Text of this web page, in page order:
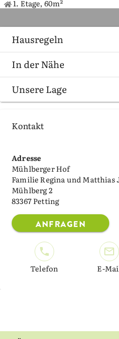
1. Etage, 60m²
Hausregeln
In der Nähe
Unsere Lage
Kontakt
Adresse
Mühlberger Hof
Familie Regina und Matthias
Mühlberg 2
83367 Petting
ANFRAGEN
Telefon E-